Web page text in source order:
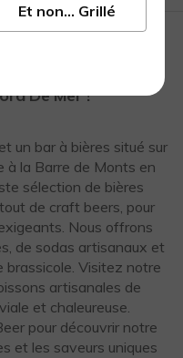
De Mer !
un bar à bières situé sur
à la Barre de Monts en
sélection de bières
de craft beers, pour
Nous offrons
de sodas artisanaux et
brassicole. Visitez notre
artisanales de
et chaleureuse.
pour découvrir notre
et les saveurs uniques
Et non... Grillé